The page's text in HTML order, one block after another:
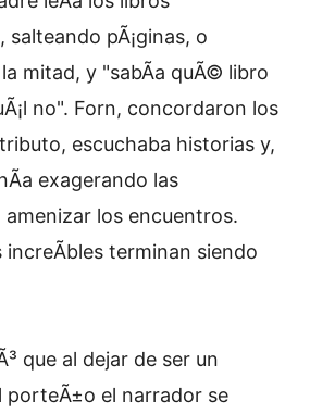
pÃ¡ginas, o
mitad, y "sabÃ­a quÃ© libro
no". Forn, concordaron los
escuchaba historias y,
exagerando las
los encuentros.
increÃ­bles terminan siendo
que al dejar de ser un
porteÃ±o el narrador se